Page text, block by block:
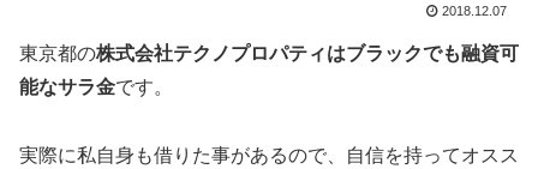
2018.12.07
東京都の株式会社テクノプロパティはブラックでも融資可
能なサラ金です。
実際に私自身も借りた事があるので、自信を持ってオスス